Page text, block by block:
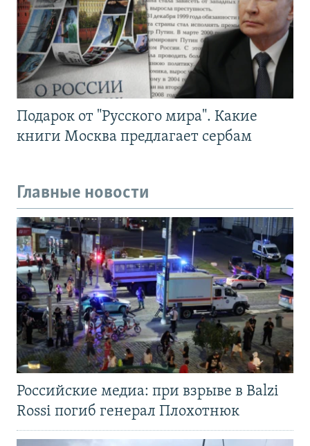
Подарок от "Русского мира". Какие
книги Москва предлагает сербам
Главные новости
Российские медиа: при взрыве в Balzi
Rossi погиб генерал Плохотнюк